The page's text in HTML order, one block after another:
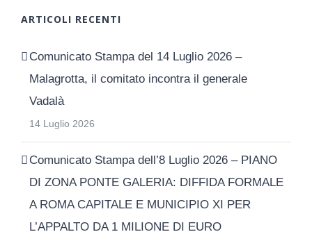
ARTICOLI RECENTI
Comunicato Stampa del 14 Luglio 2026 –
Malagrotta, il comitato incontra il generale
Vadalà
14 Luglio 2026
Comunicato Stampa dell’8 Luglio 2026 – PIANO
DI ZONA PONTE GALERIA: DIFFIDA FORMALE
A ROMA CAPITALE E MUNICIPIO XI PER
L’APPALTO DA 1 MILIONE DI EURO